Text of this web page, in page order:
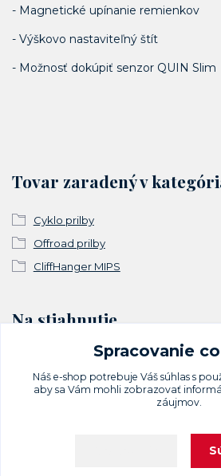
- Magnetické upínanie remienkov
- Výškovo nastaviteľný štít
- Možnosť dokúpiť senzor QUIN Slim
Tovar zaradený v
Cyklo prilby
Offroad prilby
CliffHanger MIPS
Na stiahnutie
Vyhlásenie o zhode
Upravit sběr
Spracovanie
Náš e-shop potrebuje Váš súhlas s
aby sa Vám mohli zobrazovať
záujmov.